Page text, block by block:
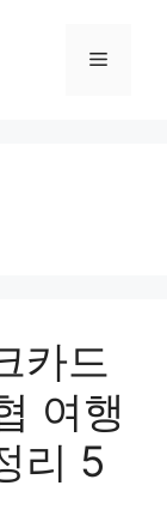
메
카드
여행
리 5